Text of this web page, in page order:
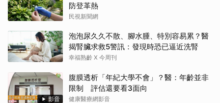
防登革熱
民視新聞網
泡泡尿久久不散、腳水腫、特別容易累？醫
揭腎臟求救5警訊：發現時恐已逼近洗腎
幸福熟齡 X 今周刊
影音
腹膜透析「年紀大學不會」？醫：年齡並非
限制 評估還要看3面向
健康醫療網影音